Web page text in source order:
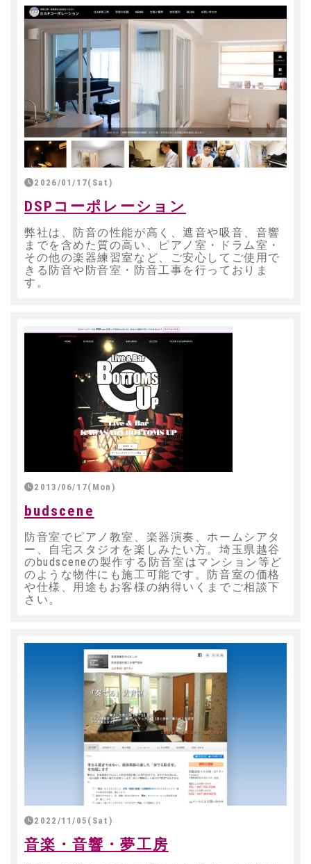
2026/01/17(Sat)
DSPコーポレーション
弊社は、防音の性能が高く、遮音や吸音、音響
までを含めた質の高い、ピアノ室・ドラム室・
その他の楽器練習室など、ご安心してご使用で
きる防音や防音室・防音工事を行っておりま
す。
2013/06/17(Mon)
budscene
防音室でピアノ教室、楽器演奏、ホームシアタ
ー、自宅スタジオを楽しみたい方。埼玉県越谷
のbudsceneの製作する防音室はマンション等ど
のような物件にも施工可能です。防音室の価格
や仕様、用途もお客様の納得いくまでご相談下
さい。
2022/11/05(Sat)
音楽・音響・夢工房